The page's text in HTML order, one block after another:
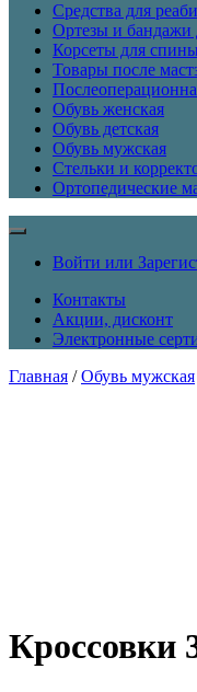
Средства для
Ортезы и бандажи
Корсеты для
Товары после
Обувь женская
Обувь детская
Обувь мужская
Стельки и
Ортопедические
Войти или
Контакты
Акции, дисконт
Электронные
Главная /Обувь мужская
Кроссовки